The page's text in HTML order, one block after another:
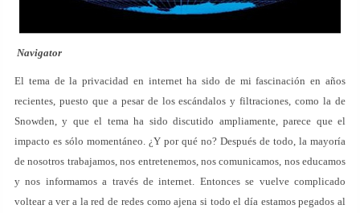
Navigator
El tema de la privacidad en internet ha sido de mi fascinación en años
recientes, puesto que a pesar de los escándalos y filtraciones, como la de
Snowden, y que el tema ha sido discutido ampliamente, parece que el
impacto es sólo momentáneo. ¿Y por qué no? Después de todo, la mayoría
de nosotros trabajamos, nos entretenemos, nos comunicamos, nos educamos
y nos informamos a través de internet. Entonces se vuelve complicado
voltear a ver a la red de redes como ajena si todo el día estamos pegados al